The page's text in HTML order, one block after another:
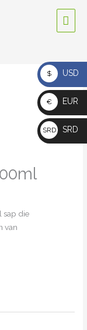
Main
sap die
van
$ USD
€ EUR
SRD SRD